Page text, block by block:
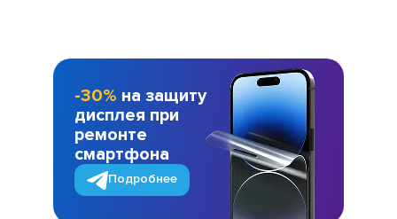
-30% на защиту
дисплея при
ремонте
смартфона
Подробнее